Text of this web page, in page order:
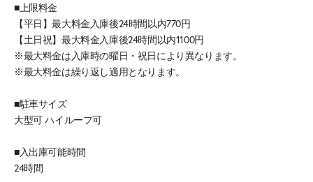
■上限料金
【平日】最大料金入庫後24時間以内770円
【土日祝】最大料金入庫後24時間以内1100円
※最大料金は入庫時の曜日・祝日により異なります。
※最大料金は繰り返し適用となります。
■駐車サイズ
大型可 ハイルーフ可
■入出庫可能時間
24時間